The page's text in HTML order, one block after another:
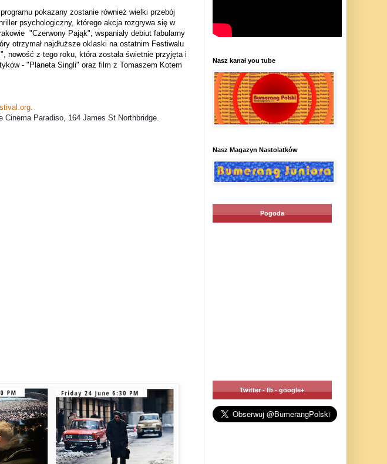
pokazany zostanie również wielki przebój
psychologiczny, którego akcja rozgrywa się w
"Czerwony Pająk"; wspaniały debiut fabularny
otrzymał najdłuższe oklaski na ostatnim Festiwalu
nowość z tego roku, która została świetnie przyjęta i
- "Planeta Singli" oraz film z Tomaszem Kotem
.
Cinema Paradiso, 164 James St Northbridge.
Nasz kanał you tube
Nasz Magazyn Nastolatków
Pogoda
Twitter - fb - google+